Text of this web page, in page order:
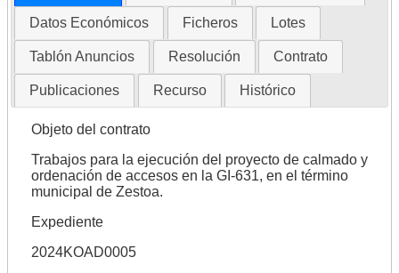
Datos Económicos Ficheros Lotes
Tablón Anuncios Resolución Contrato
Publicaciones Recurso Histórico
Objeto del contrato
Trabajos para la ejecución del proyecto de calmado y
ordenación de accesos en la GI-631, en el término
municipal de Zestoa.
Expediente
2024KOAD0005